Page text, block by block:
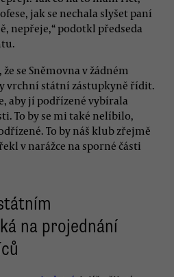
jak se nechala slyšet paní
nepřeje,“ podotkl předseda
se Sněmovna v žádném
vrchní státní zástupkyně řídit.
aby jí podřízené vybírala
To by se mi také nelíbilo,
To by náš klub zřejmě
v narážce na sporné části
na projednání